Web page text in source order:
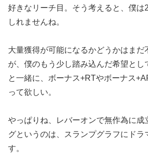
好きなリーチ目 。そう考えると、僕は
しれませんね。
大量獲得が可能になるかどうかはまだ
が、僕のもう少し踏み込んだ希望と
と一緒に、ボーナス+RTやボーナス
って欲しい。
やっぱりね、レバーオンで無作為に成
グという のは、スランプグラフにドラ
す。